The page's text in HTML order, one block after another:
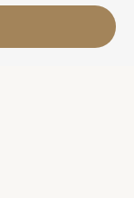
platja